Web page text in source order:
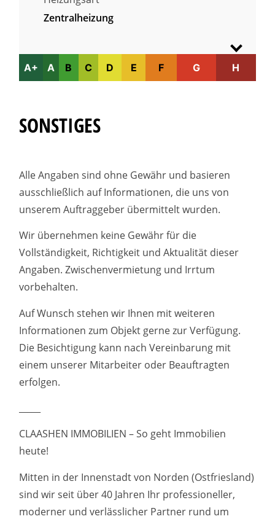
Zentralheizung
A+ A B C D E F G H
SONSTIGES
Alle Angaben sind ohne Gewähr und basieren
ausschließlich auf Informationen, die uns von
unserem Auftraggeber übermittelt wurden.
Wir übernehmen keine Gewähr für die
Vollständigkeit, Richtigkeit und Aktualität dieser
Angaben. Zwischenvermietung und Irrtum
vorbehalten.
Auf Wunsch stehen wir Ihnen mit weiteren
Informationen zum Objekt gerne zur Verfügung.
Die Besichtigung kann nach Vereinbarung mit
einem unserer Mitarbeiter oder Beauftragten
erfolgen.
CLAASHEN IMMOBILIEN – So geht Immobilien
heute!
Mitten in der Innenstadt von Norden (Ostfriesland)
sind wir seit über 40 Jahren Ihr professioneller,
moderner und verlässlicher Partner rund um